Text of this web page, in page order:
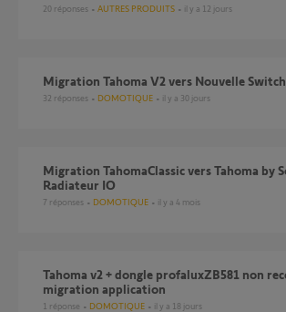
20 réponses AUTRES PRODUITS il y a 12 jours
Migration Tahoma V2 vers Nouvelle Switch
32 réponses DOMOTIQUE il y a 30 jours
Migration TahomaClassic vers Tahoma by Somfy -
Radiateur IO
7 réponses DOMOTIQUE il y a 4 mois
tahoma v2 + dongle profaluxZB581 non reconnu après
migration application
1 réponse DOMOTIQUE il y a 18 jours